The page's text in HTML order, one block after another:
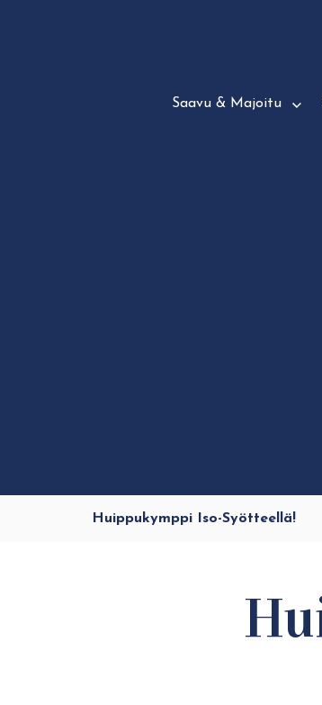
Saavu & Majoitu
Huippukymppi Iso-Syötteellä!